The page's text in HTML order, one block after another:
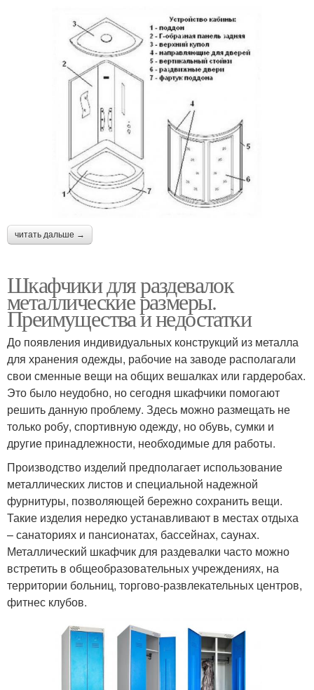
читать дальше →
Шкафчики для раздевалок
металлические размеры.
Преимущества и недостатки
До появления индивидуальных конструкций из металла
для хранения одежды, рабочие на заводе располагали
свои сменные вещи на общих вешалках или гардеробах.
Это было неудобно, но сегодня шкафчики помогают
решить данную проблему. Здесь можно размещать не
только робу, спортивную одежду, но обувь, сумки и
другие принадлежности, необходимые для работы.
Производство изделий предполагает использование
металлических листов и специальной надежной
фурнитуры, позволяющей бережно сохранить вещи.
Такие изделия нередко устанавливают в местах отдыха
– санаториях и пансионатах, бассейнах, саунах.
Металлический шкафчик для раздевалки часто можно
встретить в общеобразовательных учреждениях, на
территории больниц, торгово-развлекательных центров,
фитнес клубов.